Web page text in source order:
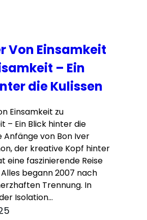
Von Einsamkeit
– Ein
die Kulissen
Einsamkeit zu
– Ein Blick hinter die
Anfänge von Bon Iver
der kreative Kopf hinter
eine faszinierende Reise
begann 2007 nach
Trennung. In
Isolation…